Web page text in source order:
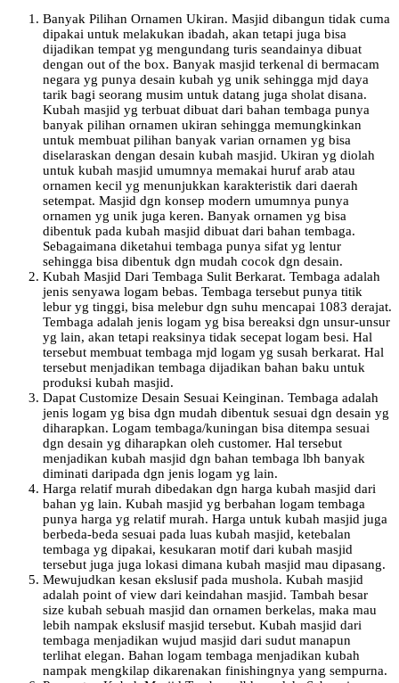
Banyak Pilihan Ornamen Ukiran. Masjid dibangun tidak cuma
dipakai untuk melakukan ibadah, akan tetapi juga bisa
dijadikan tempat yg mengundang turis seandainya dibuat
dengan out of the box. Banyak masjid terkenal di bermacam
negara yg punya desain kubah yg unik sehingga mjd daya
tarik bagi seorang musim untuk datang juga sholat disana.
Kubah masjid yg terbuat dibuat dari bahan tembaga punya
banyak pilihan ornamen ukiran sehingga memungkinkan
untuk membuat pilihan banyak varian ornamen yg bisa
diselaraskan dengan desain kubah masjid. Ukiran yg diolah
untuk kubah masjid umumnya memakai huruf arab atau
ornamen kecil yg menunjukkan karakteristik dari daerah
setempat. Masjid dgn konsep modern umumnya punya
ornamen yg unik juga keren. Banyak ornamen yg bisa
dibentuk pada kubah masjid dibuat dari bahan tembaga.
Sebagaimana diketahui tembaga punya sifat yg lentur
sehingga bisa dibentuk dgn mudah cocok dgn desain.
Kubah Masjid Dari Tembaga Sulit Berkarat. Tembaga adalah
jenis senyawa logam bebas. Tembaga tersebut punya titik
lebur yg tinggi, bisa melebur dgn suhu mencapai 1083 derajat.
Tembaga adalah jenis logam yg bisa bereaksi dgn unsur-unsur
yg lain, akan tetapi reaksinya tidak secepat logam besi. Hal
tersebut membuat tembaga mjd logam yg susah berkarat. Hal
tersebut menjadikan tembaga dijadikan bahan baku untuk
produksi kubah masjid.
Dapat Customize Desain Sesuai Keinginan. Tembaga adalah
jenis logam yg bisa dgn mudah dibentuk sesuai dgn desain yg
diharapkan. Logam tembaga/kuningan bisa ditempa sesuai
dgn desain yg diharapkan oleh customer. Hal tersebut
menjadikan kubah masjid dgn bahan tembaga lbh banyak
diminati daripada dgn jenis logam yg lain.
Harga relatif murah dibedakan dgn harga kubah masjid dari
bahan yg lain. Kubah masjid yg berbahan logam tembaga
punya harga yg relatif murah. Harga untuk kubah masjid juga
berbeda-beda sesuai pada luas kubah masjid, ketebalan
tembaga yg dipakai, kesukaran motif dari kubah masjid
tersebut juga juga lokasi dimana kubah masjid mau dipasang.
Mewujudkan kesan ekslusif pada mushola. Kubah masjid
adalah point of view dari keindahan masjid. Tambah besar
size kubah sebuah masjid dan ornamen berkelas, maka mau
lebih nampak ekslusif masjid tersebut. Kubah masjid dari
tembaga menjadikan wujud masjid dari sudut manapun
terlihat elegan. Bahan logam tembaga menjadikan kubah
nampak mengkilap dikarenakan finishingnya yang sempurna.